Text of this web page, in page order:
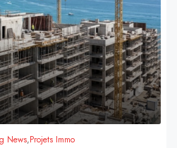
News,Projets Immo